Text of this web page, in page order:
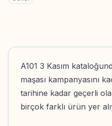
A101 3 Kasım
maşası kampanyasını
tarihine kadar geçerli
birçok farklı ürün yer